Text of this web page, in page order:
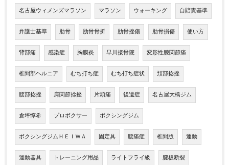
名古屋ウィメンズマラソン マラソン ウォーキング 自賠責基準
弁護士基準 肋骨 肋骨骨折 肋骨挫傷 肋骨損傷 使い方
背部痛 感染症 胸膜炎 早川接骨院 変形性膝関節痛
椎間部ヘルニア むち打ち症 むち打ち症状 頚部捻挫
腰部捻挫 肩関節捻挫 片頭痛 後遺症 名古屋大橋ジム
倉坪惇希 プロボクサー ボクシングジム
ボクシングジムＨＥＩＷＡ 固定具 腰痛症 椎間版 運動
運動器具 トレーニング用品 ライトフライ級 腱板断裂